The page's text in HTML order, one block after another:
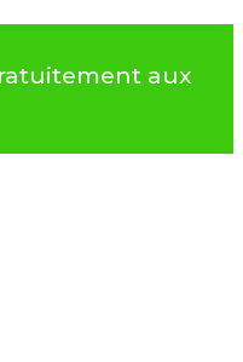
aux